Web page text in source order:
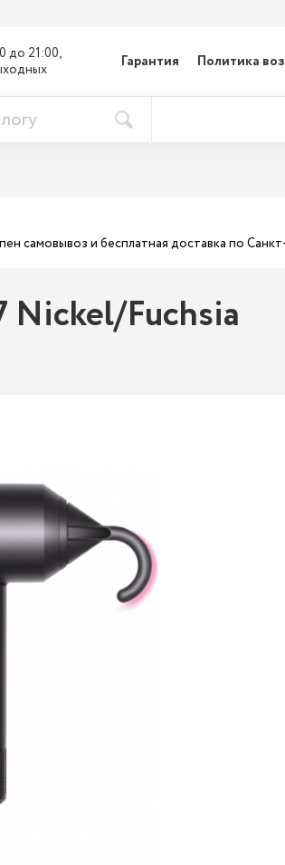
до 21:00,
Гарантия Политика
самовывоз и бесплатная доставка по
Nickel/Fuchsia